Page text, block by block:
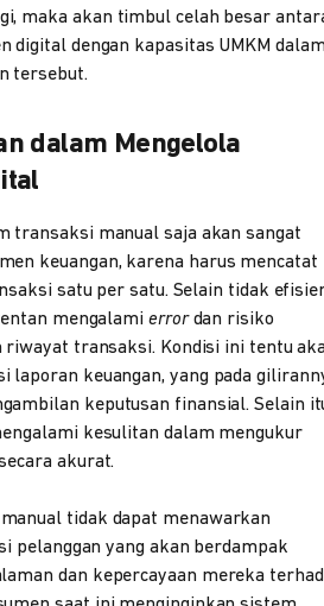
maka akan timbul celah besar
digital dengan kapasitas UMKM
tersebut.
dalam Mengelola
transaksi manual saja akan sangat
keuangan, karena harus mencatat
satu per satu. Selain tidak
mengalami errordan risiko
riwayat transaksi. Kondisi ini tentu
laporan keuangan, yang pada
keputusan finansial. Selain
kesulitan dalam mengukur
akurat.
tidak dapat menawarkan
pelanggan yang akan berdampak
dan kepercayaan mereka